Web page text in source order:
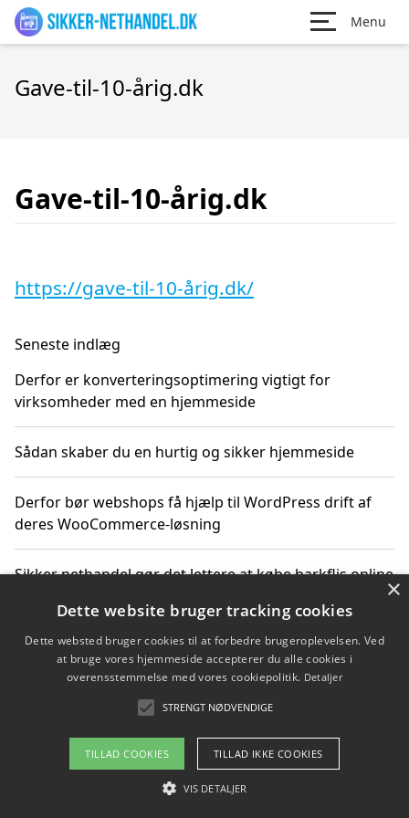
Menu
Gave-til-10-årig.dk
Gave-til-10-årig.dk
https://gave-til-10-årig.dk/
Seneste indlæg
Derfor er konverteringsoptimering vigtigt for
virksomheder med en hjemmeside
Sådan skaber du en hurtig og sikker hjemmeside
Derfor bør webshops få hjælp til WordPress drift af
deres WooCommerce-løsning
Sikker nethandel gør det lettere at købe barkflis online
Ting du bør vide før du vælger webbureau i Aarhus
Copyright 2026 - Pilanto Aps
Om / kontakt
Blog Betingelser
×
Dette website bruger tracking cookies
Dette websted bruger cookies til at forbedre brugeroplevelsen. Ved
at bruge vores hjemmeside accepterer du alle cookies i
overensstemmelse med vores cookiepolitik. Detaljer
STRENGT NØDVENDIGE
TILLAD COOKIES TILLAD IKKE COOKIES
VIS DETALJER